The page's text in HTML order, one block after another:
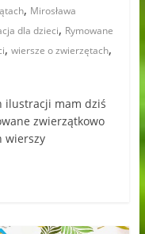
, Mirosława
dla dzieci, Rymowane
, wiersze o zwierzętach,
ilustracji mam dziś
zwierzątkowo
wierszy